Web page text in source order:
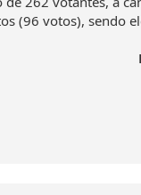
(96 votos), sendo